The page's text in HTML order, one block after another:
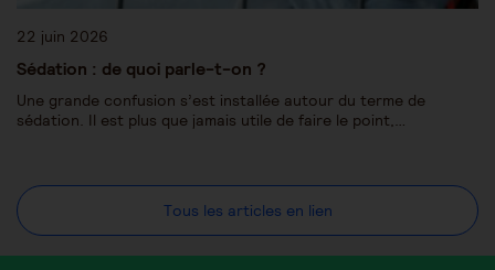
22 juin 2026
Sédation : de quoi parle-t-on ?
Une grande confusion s’est installée autour du terme de
sédation. Il est plus que jamais utile de faire le point,…
Tous les articles en lien